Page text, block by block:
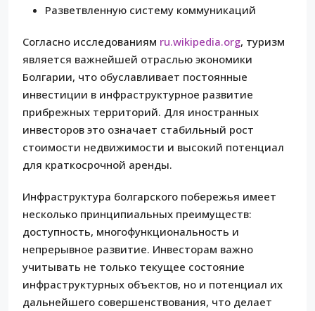
Разветвленную систему коммуникаций
Согласно исследованиям ru.wikipedia.org, туризм
является важнейшей отраслью экономики
Болгарии, что обуславливает постоянные
инвестиции в инфраструктурное развитие
прибрежных территорий. Для иностранных
инвесторов это означает стабильный рост
стоимости недвижимости и высокий потенциал
для краткосрочной аренды.
Инфраструктура болгарского побережья имеет
несколько принципиальных преимуществ:
доступность, многофункциональность и
непрерывное развитие. Инвесторам важно
учитывать не только текущее состояние
инфраструктурных объектов, но и потенциал их
дальнейшего совершенствования, что делает